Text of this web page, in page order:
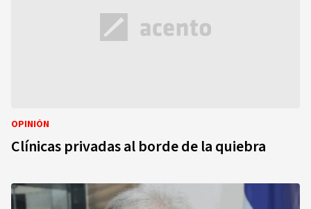
OPINIÓN
Clínicas privadas al borde de la quiebra